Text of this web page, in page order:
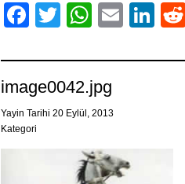
Facebook
TwitterEmail
image0042.jpg
Yayin Tarihi 20 Eylül, 2013
Kategori